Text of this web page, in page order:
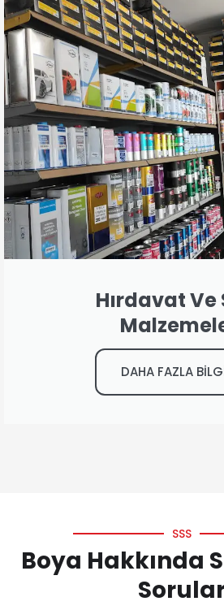
Hırdavat Ve
DAHA FAZLA
SSS
Boya Hakkında